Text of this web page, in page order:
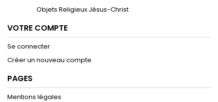
Objets Religieux Jésus-Christ
VOTRE COMPTE
Se connecter
Créer un nouveau compte
PAGES
Mentions légales